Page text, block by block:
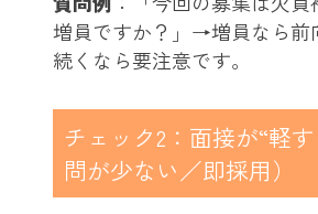
増員ですか？」→増員なら前
続くなら要注意です。
チェック2：面接が“軽
問が少ない／即採用）